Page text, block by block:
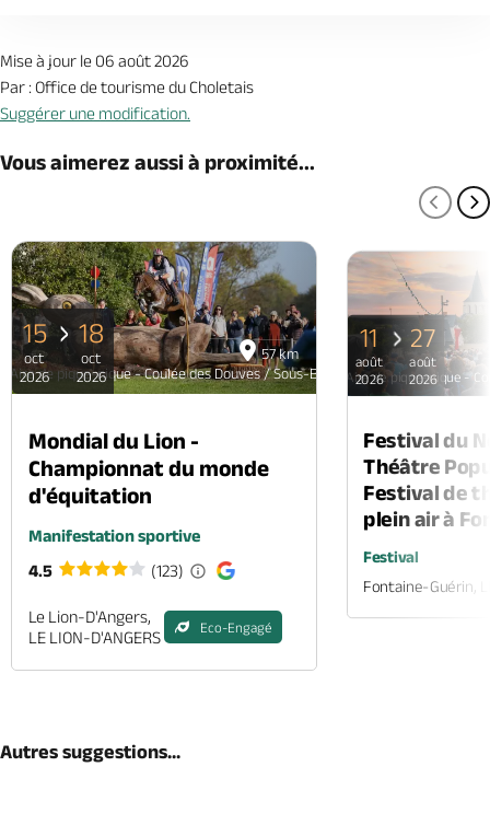
Mise à jour le 06 août 2026
Par : Office de tourisme du Choletais
Suggérer une modification.
Vous aimerez aussi à proximité...
57 km
Aire de pique-nique - Coulée des Douves / Sous-Bois
15
oct
2026
18
oct
2026
Mondial du Lion -
Championnat du monde
d'équitation
Manifestation sportive
4.5
(123)
Le Lion-D'Angers,
LE LION-D'ANGERS
Eco-Engagé
Aire de pique-nique -
11
août
2026
27
août
2026
Festival du
Théâtre
Festival de
plein air à
Festival
Fontaine-Guérin,
Autres suggestions...